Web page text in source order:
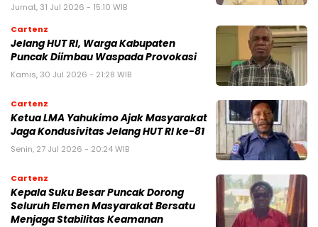
Jumat, 31 Jul 2026 - 15:10 WIB
Cartenz
Jelang HUT RI, Warga Kabupaten
Puncak Diimbau Waspada Provokasi
Kamis, 30 Jul 2026 - 21:28 WIB
Cartenz
Ketua LMA Yahukimo Ajak Masyarakat
Jaga Kondusivitas Jelang HUT RI ke-81
Senin, 27 Jul 2026 - 20:24 WIB
Cartenz
Kepala Suku Besar Puncak Dorong
Seluruh Elemen Masyarakat Bersatu
Menjaga Stabilitas Keamanan